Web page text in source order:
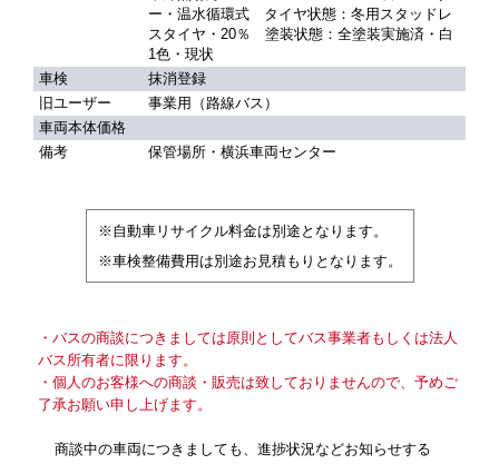
ー・温水循環式 タイヤ状態：冬用スタッドレ
スタイヤ・20％ 塗装状態：全塗装実施済・白
1色・現状
車検
抹消登録
旧ユーザー
事業用（路線バス）
車両本体価格
備考
保管場所・横浜車両センター
※自動車リサイクル料金は別途となります。
※車検整備費用は別途お見積もりとなります。
・バスの商談につきましては原則としてバス事業者もしくは法人
バス所有者に限ります。
・個人のお客様への商談・販売は致しておりませんので、予めご
了承お願い申し上げます。
商談中の車両につきましても、進捗状況などお知らせする